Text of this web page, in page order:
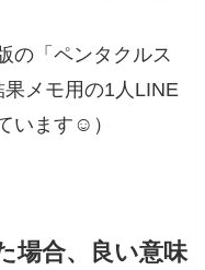
の「ペンタクルス
メモ用の1人LINE
います☺️）
場合、良い意味